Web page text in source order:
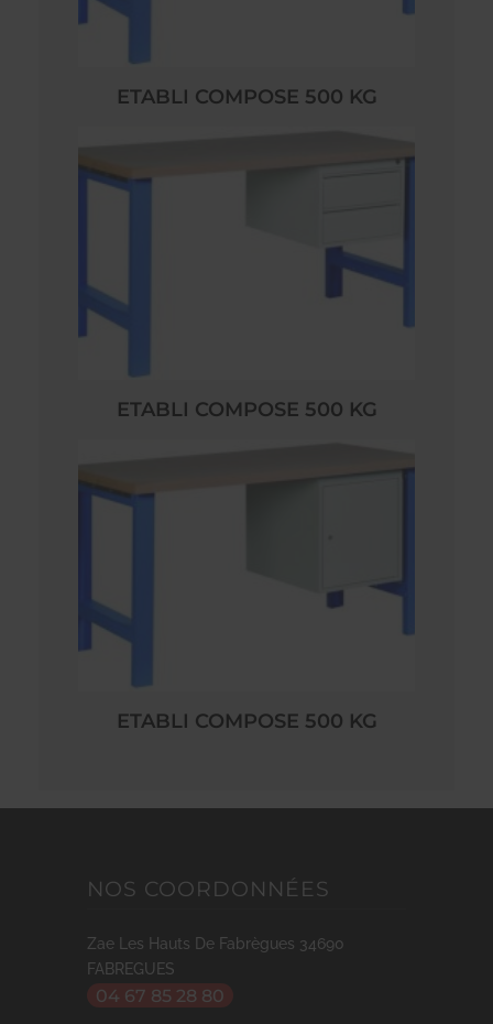
ETABLI COMPOSE 500 KG
ETABLI COMPOSE 500 KG
ETABLI COMPOSE 500 KG
NOS COORDONNÉES
Zae Les Hauts De Fabrègues 34690
FABREGUES
04 67 85 28 80